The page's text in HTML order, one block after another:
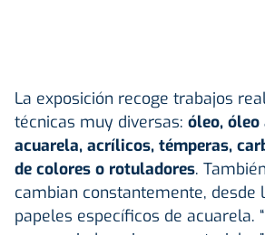
La exposición recoge trabajos
técnicas muy diversas: óleo, óleo
acuarela, acrílicos, témperas,
de colores o rotuladores.
cambian constantemente, desde
papeles específicos de acuarela.